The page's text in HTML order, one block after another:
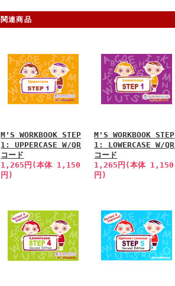
関連商品
M'S WORKBOOK STEP
1: UPPERCASE W/QR
コード
1,265円(本体 1,150
円)
M'S WORKBOOK STEP
1: LOWERCASE W/QR
コード
1,265円(本体 1,150
円)